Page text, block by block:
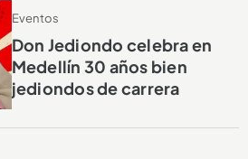
Eventos
Don Jediondo celebra en
Medellín 30 años bien
jediondos de carrera